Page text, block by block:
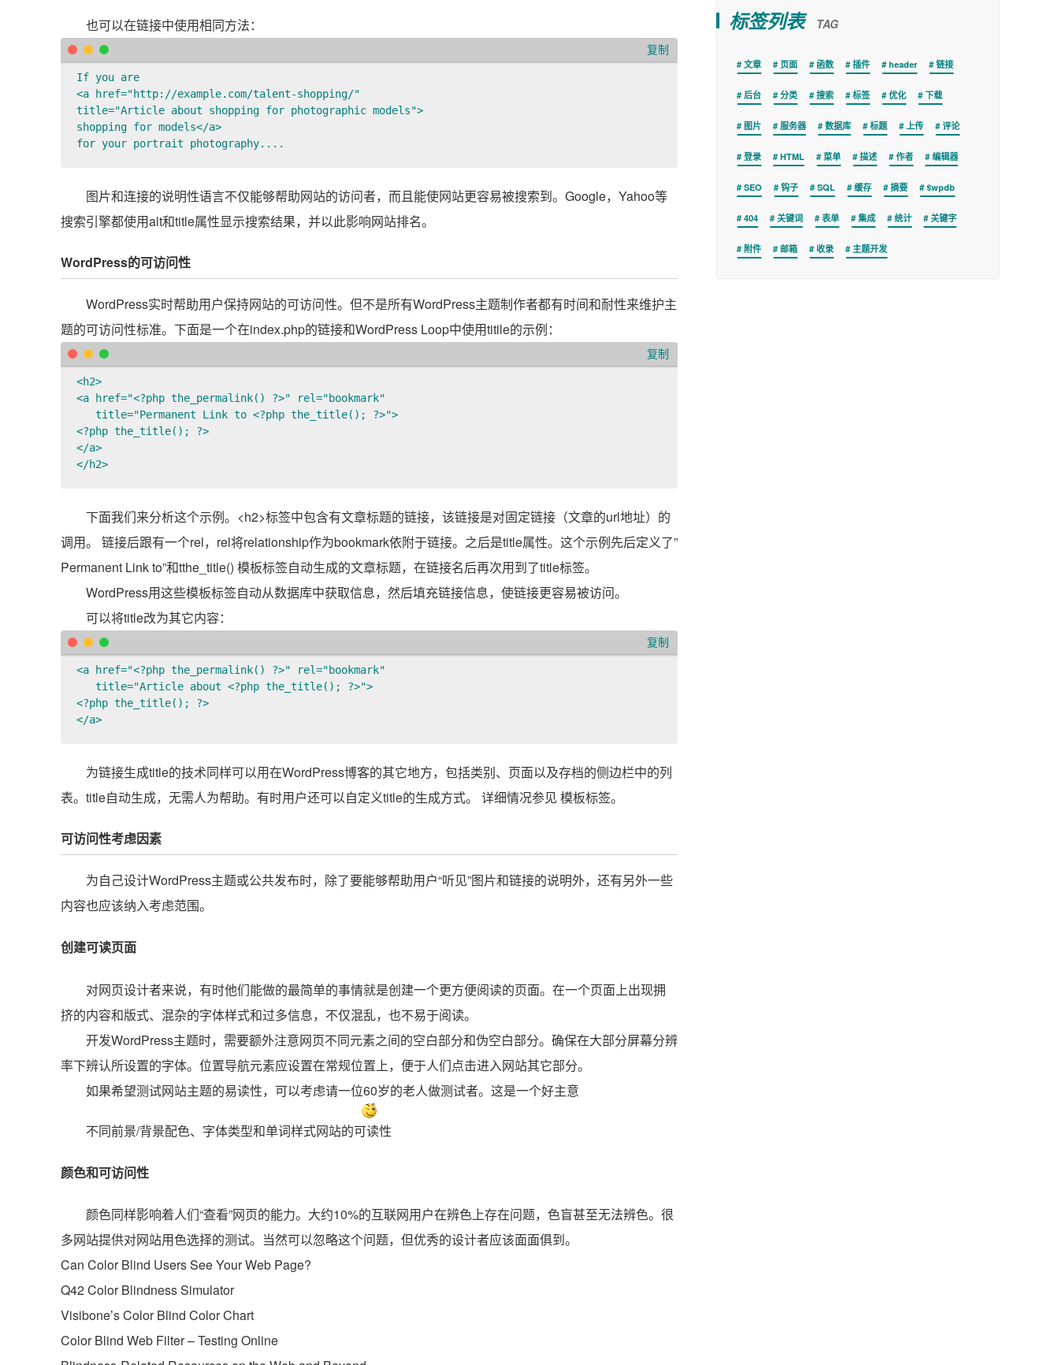
也可以在链接中使用相同方法：
If you are
<a href="http://example.com/talent-shopping/"
title="Article about shopping for photographic models">
shopping for models</a>
for your portrait photography....
复制
图片和连接的说明性语言不仅能够帮助网站的访问者，而且能使网站更容易被搜索到。Google，Yahoo等
搜索引擎都使用alt和title属性显示搜索结果，并以此影响网站排名。
WordPress的可访问性
WordPress实时帮助用户保持网站的可访问性。但不是所有WordPress主题制作者都有时间和耐性来维护主
题的可访问性标准。下面是一个在index.php的链接和WordPress Loop中使用titile的示例：
<h2>
<a href="<?php the_permalink() ?>" rel="bookmark"
   title="Permanent Link to <?php the_title(); ?>">
<?php the_title(); ?>
</a>
</h2>
复制
下面我们来分析这个示例。<h2>标签中包含有文章标题的链接，该链接是对固定链接（文章的url地址）的
调用。 链接后跟有一个rel，rel将relationship作为bookmark依附于链接。之后是title属性。这个示例先后定义了”
Permanent Link to”和tthe_title() 模板标签自动生成的文章标题，在链接名后再次用到了title标签。
WordPress用这些模板标签自动从数据库中获取信息，然后填充链接信息，使链接更容易被访问。
可以将title改为其它内容：
<a href="<?php the_permalink() ?>" rel="bookmark"
   title="Article about <?php the_title(); ?>">
<?php the_title(); ?>
</a>
复制
为链接生成title的技术同样可以用在WordPress博客的其它地方，包括类别、页面以及存档的侧边栏中的列
表。title自动生成，无需人为帮助。有时用户还可以自定义title的生成方式。 详细情况参见 模板标签。
可访问性考虑因素
为自己设计WordPress主题或公共发布时，除了要能够帮助用户“听见”图片和链接的说明外，还有另外一些
内容也应该纳入考虑范围。
创建可读页面
对网页设计者来说，有时他们能做的最简单的事情就是创建一个更方便阅读的页面。在一个页面上出现拥
挤的内容和版式、混杂的字体样式和过多信息，不仅混乱，也不易于阅读。
开发WordPress主题时，需要额外注意网页不同元素之间的空白部分和伪空白部分。确保在大部分屏幕分辨
率下辨认所设置的字体。位置导航元素应设置在常规位置上，便于人们点击进入网站其它部分。
如果希望测试网站主题的易读性，可以考虑请一位60岁的老人做测试者。这是一个好主意
不同前景/背景配色、字体类型和单词样式网站的可读性
颜色和可访问性
颜色同样影响着人们“查看”网页的能力。大约10%的互联网用户在辨色上存在问题，色盲甚至无法辨色。很
多网站提供对网站用色选择的测试。当然可以忽略这个问题，但优秀的设计者应该面面俱到。
Can Color Blind Users See Your Web Page?
Q42 Color Blindness Simulator
Visibone’s Color Blind Color Chart
Color Blind Web Filter – Testing Online
标签列表 TAG
文章 页面 函数 插件 header 链接
后台 分类 搜索 标签 优化 下载
图片 服务器 数据库 标题 上传 评论
登录 HTML 菜单 描述 作者 编辑器
SEO 钩子 SQL 缓存 摘要 $wpdb
404 关键词 表单 集成 统计 关键字
附件 邮箱 收录 主题开发